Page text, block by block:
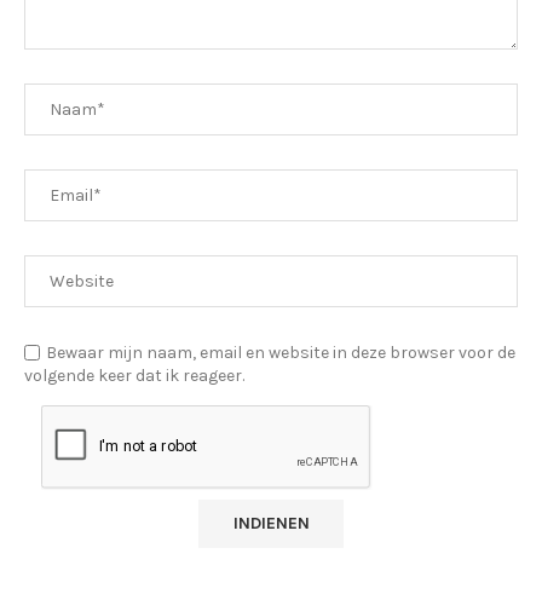
Bewaar mijn naam, email en website in deze browser voor de
volgende keer dat ik reageer.